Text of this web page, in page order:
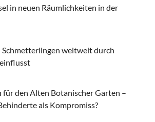
in neuen Räumlichkeiten in der
weltweit durch
für den Alten Botanischer Garten –
als Kompromiss?